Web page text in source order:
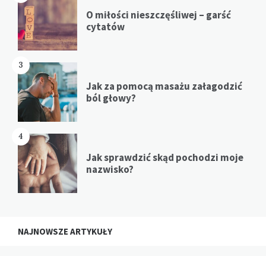
O miłości nieszczęśliwej – garść
cytatów
3
Jak za pomocą masażu załagodzić
ból głowy?
4
Jak sprawdzić skąd pochodzi moje
nazwisko?
NAJNOWSZE ARTYKUŁY